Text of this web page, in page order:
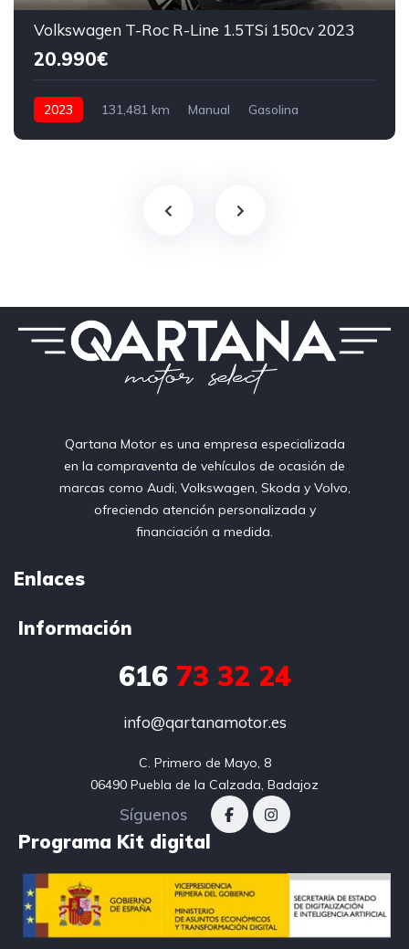
Volkswagen T-Roc R-Line 1.5TSi 150cv 2023
20.990€
2023 131,481 km Manual
Gasolina
Qartana Motor es una empresa especializada
en la compraventa de vehículos de ocasión de
marcas como Audi, Volkswagen, Skoda y Volvo,
ofreciendo atención personalizada y
financiación a medida.
Enlaces
Información
61673 32 24
info@qartanamotor.es
C. Primero de Mayo, 8
06490 Puebla de la Calzada, Badajoz
Síguenos
Programa Kit digital